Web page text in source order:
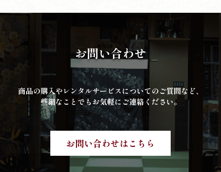
お問い合わせ
商品の購入やレンタルサービスについてのご質問など、
些細なことでもお気軽にご連絡ください。
お問い合わせはこちら